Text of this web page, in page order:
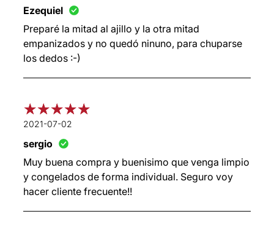
Ezequiel
Preparé la mitad al ajillo y la otra mitad
empanizados y no quedó ninuno, para chuparse
los dedos :-)
2021-07-02
sergio
Muy buena compra y buenisimo que venga limpio
y congelados de forma individual. Seguro voy
hacer cliente frecuente!!